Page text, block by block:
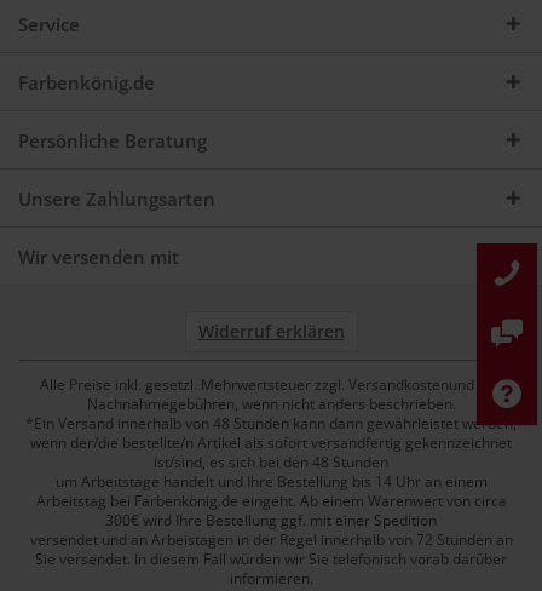
Service
Farbenkönig.de
Persönliche Beratung
Unsere Zahlungsarten
Wir versenden mit
Widerruf erklären
Alle Preise inkl. gesetzl. Mehrwertsteuer zzgl. Versandkostenund ggf.
Nachnahmegebühren, wenn nicht anders beschrieben.
*Ein Versand innerhalb von 48 Stunden kann dann gewährleistet werden,
wenn der/die bestellte/n Artikel als sofort versandfertig gekennzeichnet
ist/sind, es sich bei den 48 Stunden
um Arbeitstage handelt und Ihre Bestellung bis 14 Uhr an einem
Arbeitstag bei Farbenkönig.de eingeht. Ab einem Warenwert von circa
300€ wird Ihre Bestellung ggf. mit einer Spedition
versendet und an Arbeistagen in der Regel innerhalb von 72 Stunden an
Sie versendet. In diesem Fall würden wir Sie telefonisch vorab darüber
informieren.